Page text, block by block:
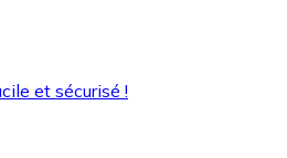
et sécurisé !